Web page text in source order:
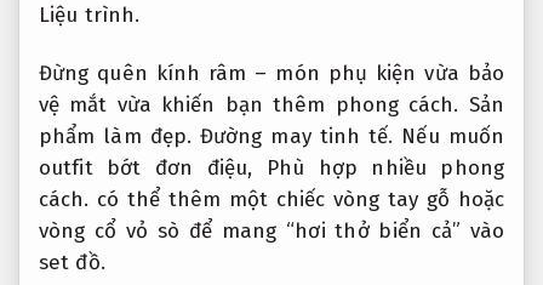
Liệu trình.
Đừng quên kính râm – món phụ kiện vừa bảo
vệ mắt vừa khiến bạn thêm phong cách. Sản
phẩm làm đẹp. Đường may tinh tế. Nếu muốn
outfit bớt đơn điệu,
Phù hợp nhiều phong
cách. có thể thêm một chiếc vòng tay gỗ hoặc
vòng cổ vỏ sò để mang “hơi thở biển cả” vào
set đồ.